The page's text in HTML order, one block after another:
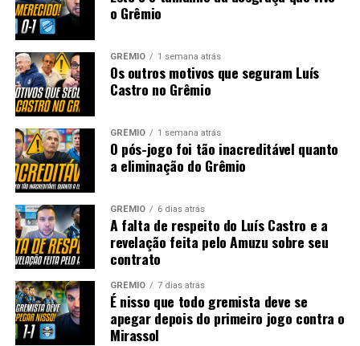
o Grêmio
GRÊMIO 1 semana atrás
Os outros motivos que seguram Luís
Castro no Grêmio
GRÊMIO 1 semana atrás
O pós-jogo foi tão inacreditável quanto
a eliminação do Grêmio
GRÊMIO 6 dias atrás
A falta de respeito do Luís Castro e a
revelação feita pelo Amuzu sobre seu
contrato
GRÊMIO 7 dias atrás
É nisso que todo gremista deve se
apegar depois do primeiro jogo contra o
Mirassol